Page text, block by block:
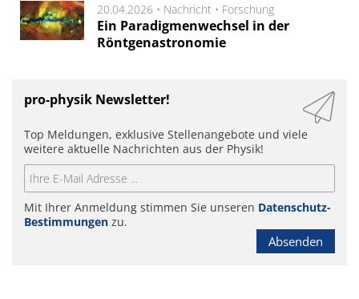
20.04.2026 • Nachricht • Forschung
Ein Paradigmenwechsel in der
Röntgenastronomie
pro-physik Newsletter!
Top Meldungen, exklusive Stellenangebote und viele
weitere aktuelle Nachrichten aus der Physik!
Mit Ihrer Anmeldung stimmen Sie unseren Datenschutz-
Bestimmungen zu.
Absenden